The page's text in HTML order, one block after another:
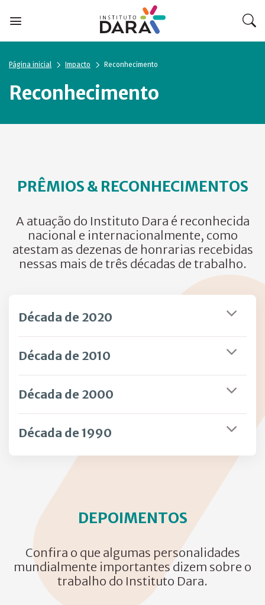
Página inicial Impacto Reconhecimento
Reconhecimento
PRÊMIOS & RECONHECIMENTOS
A atuação do Instituto Dara é reconhecida
nacional e internacionalmente, como
atestam as dezenas de honrarias recebidas
nessas mais de três décadas de trabalho.
Década de 2020
Década de 2010
Década de 2000
Década de 1990
DEPOIMENTOS
Confira o que algumas personalidades
mundialmente importantes dizem sobre o
trabalho do Instituto Dara.